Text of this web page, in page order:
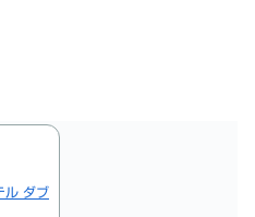
ル ダブ